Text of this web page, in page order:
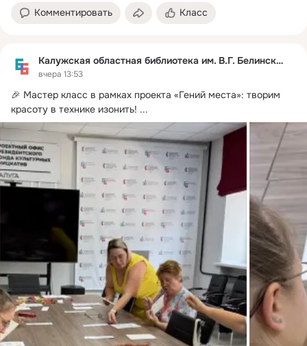
Комментировать Класс
Калужская областная библиотека им. В.Г. Белинского
вчера 13:53
🎉 Мастер класс в рамках проекта «Гений места»: творим
красоту в технике изонить! ...